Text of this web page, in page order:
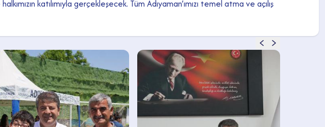
katılımıyla gerçekleşecek. Tüm Adıyaman’ımızı temel atma ve açılış